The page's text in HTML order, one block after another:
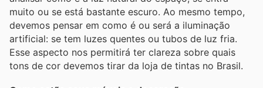
muito ou se está bastante escuro. Ao mesmo tempo,
devemos pensar em como é ou será a iluminação
artificial: se tem luzes quentes ou tubos de luz fria.
Esse aspecto nos permitirá ter clareza sobre quais
tons de cor devemos tirar da loja de tintas no Brasil.